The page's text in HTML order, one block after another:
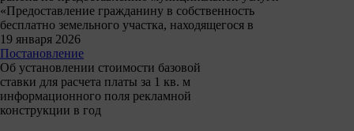
«Предоставление гражданину в собственность
бесплатно земельного участка, находящегося в
19 января 2026
Постановление
Об установлении стоимости базовой
ставки для расчета платы за 1 кв. м
информационного поля рекламной
конструкции в год